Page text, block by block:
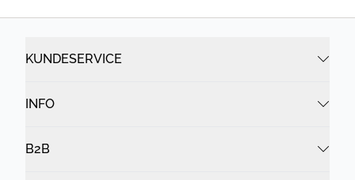
KUNDESERVICE
INFO
B2B